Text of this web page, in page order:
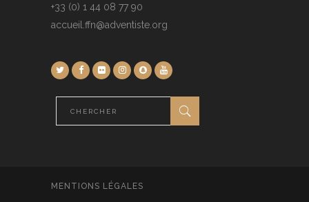
+33 (0) 1 44 08 77 90
accueil.ffn@adventiste.org
MENTIONS LÉGALES